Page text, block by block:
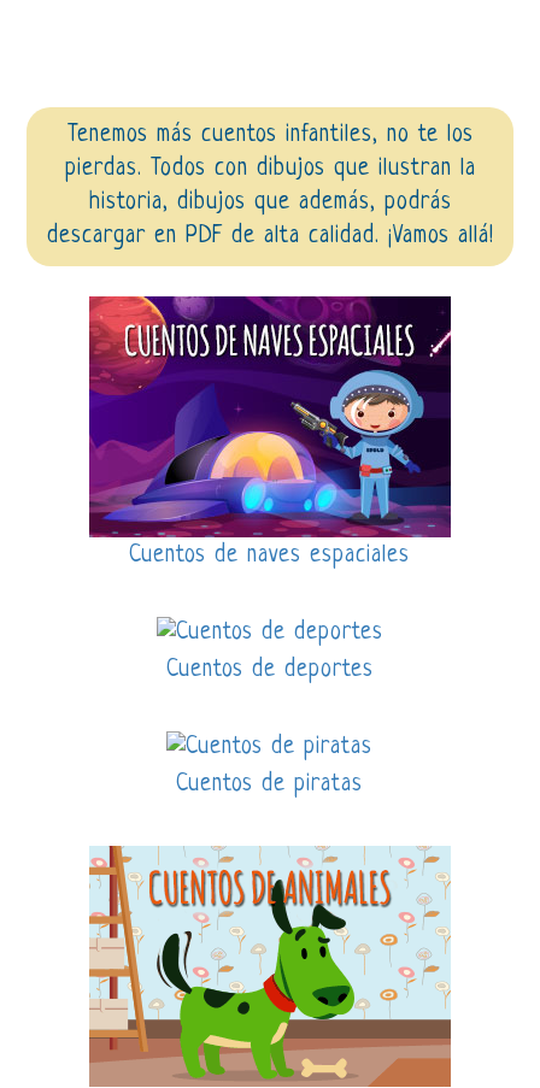
Tenemos más cuentos infantiles, no te los
pierdas. Todos con dibujos que ilustran la
historia, dibujos que además, podrás
descargar en PDF de alta calidad. ¡Vamos allá!
Cuentos de naves espaciales
Cuentos de deportes
Cuentos de piratas